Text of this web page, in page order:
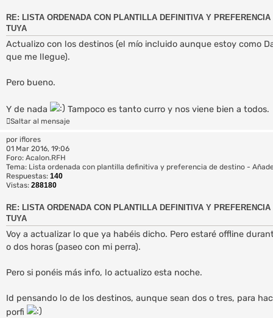
RE: LISTA ORDENADA CON PLANTILLA DEFINITIVA Y
TUYA
Actualizo con los destinos (el mío incluido aunque estoy como
que me llegue).
Pero bueno.
Y de nada Tampoco es tanto curro y nos viene bien a todos.
Saltar al mensaje
por iflores
01 Mar 2016, 19:06
Foro: Acalon.RFH
Tema: Lista ordenada con plantilla definitiva y preferencia de destino -
Respuestas: 140
Vistas: 288180
RE: LISTA ORDENADA CON PLANTILLA DEFINITIVA Y
TUYA
Voy a actualizar lo que ya habéis dicho. Pero estaré offline
o dos horas (paseo con mi perra).
Pero si ponéis más info, lo actualizo esta noche.
Id pensando lo de los destinos, aunque sean dos o tres, para
porfi